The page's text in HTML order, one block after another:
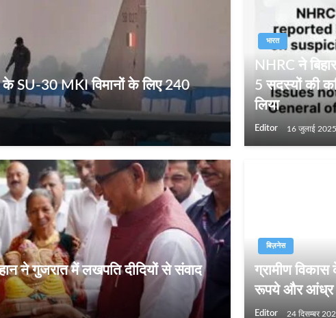
के SU-30 MKI विमानों के लिए 240
भारत
NHRC ने
5 सदस्यों की
लिया
Editor 16 जुलाई 2025
ने गुजरात में लखपति दीदियों से संवाद
बिज़नेस
ग्रामीण
रूपये और आंध्र
Editor 24 दिसम्बर